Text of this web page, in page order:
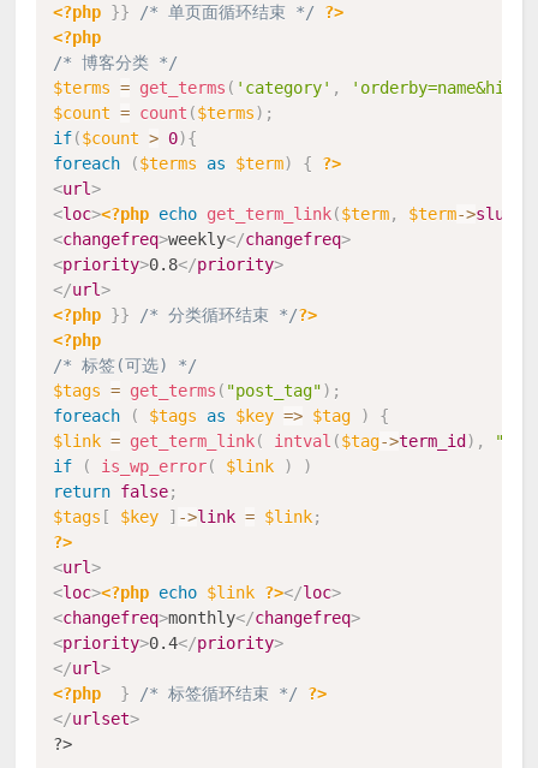
<?php }} /* 单页面循环结束 */
?>
<?php
/* 博客分类 */
$terms = get_terms ( 'category' ,
$count = count ($terms) ;
if($count > 0){
foreach
($terms as $term) {
?>
<url>
<loc><?php echo get_term_link($term, $term->slug
<changefreq>weekly</changefreq>
<priority>0.8</priority>
</url>
<?php }} /* 分类循环结束 */?>
<?php
/* 标签(可选) */
$tags = get_terms ( "post_tag") ;
foreach
( $tags as $key => $tag )
{
$link = get_term_link( intval ($tag->term_id ) ,
if
( is_wp_error( $link )
)
return false;
$tags [ $key ] ->link = $link;
?>
<url>
<loc><?php echo $link ?></loc>
<changefreq>monthly</changefreq>
<priority>0.4</priority>
</url>
<?php
} /* 标签循环结束 */
?>
</urlset>